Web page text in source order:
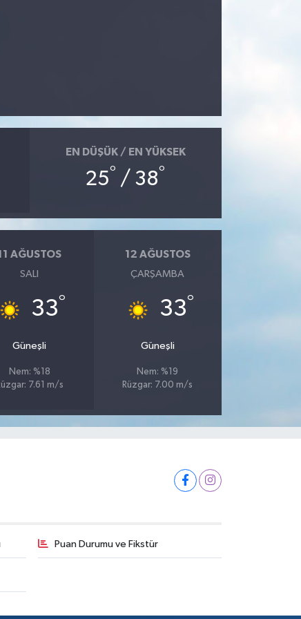
EN DÜŞÜK / EN YÜKSEK
25° / 38°
AĞUSTOS
SALI
33°
Güneşli
Nem: %18
7.61 m/s
12 AĞUSTOS
ÇARŞAMBA
33°
Güneşli
Nem: %19
Rüzgar: 7.00 m/s
Puan Durumu ve Fikstür